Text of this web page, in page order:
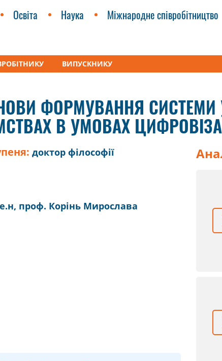
Освіта Наука Міжнародне співробітництво
ВИПУСКНИКУ
системи управління персоналом на підприємствах
ФОРМУВАННЯ СИСТЕМИ
В УМОВАХ
доктор філософії
проф. Корінь Мирослава